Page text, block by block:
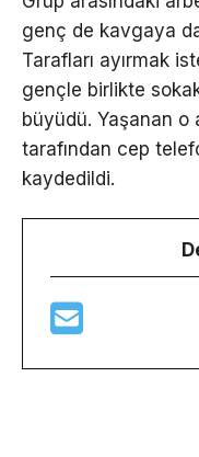
Grup arasındaki
genç de kavgaya
Tarafları ayırmak
gençle birlikte
büyüdü. Yaşanan o
tarafından cep